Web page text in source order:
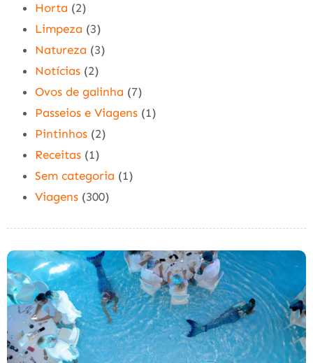
Horta (2)
Limpeza (3)
Natureza (3)
Notícias (2)
Ovos de galinha (7)
Passeios e Viagens (1)
Pintinhos (2)
Receitas (1)
Sem categoria (1)
Viagens (300)